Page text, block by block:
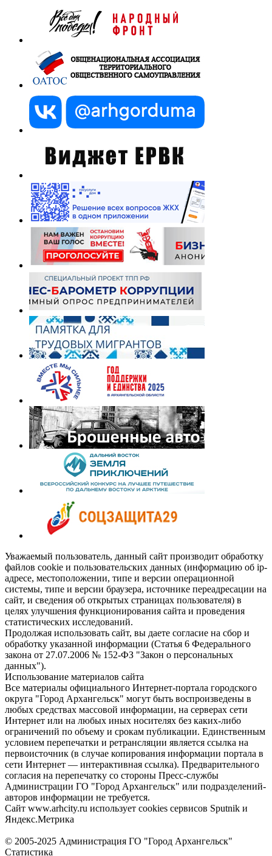
Уважаемый пользователь, данный сайт производит обработку
файлов cookie и пользовательских данных (информацию об ip-
адресе, местоположении, типе и версии операционной
системы, типе и версии браузера, источнике переадресации на
сайт, и сведения об открытых страницах пользователя) в
целях улучшения функционирования сайта и проведения
статистических исследований.
Продолжая использовать сайт, вы даете согласие на сбор и
обработку указанной информации (Статья 6 Федерального
закона от 27.07.2006 № 152-ФЗ "Закон о персональных
данных").
Использование материалов сайта
Все материалы официального Интернет-портала городского
округа "Город Архангельск" могут быть воспроизведены в
любых средствах массовой информации, на серверах сети
Интернет или на любых иных носителях без каких-либо
ограничений по объему и срокам публикации. Единственным
условием перепечатки и ретрансляции является ссылка на
первоисточник (в случае копирования информации портала в
сети Интернет — интерактивная ссылка). Предварительного
согласия на перепечатку со стороны Пресс-службы
Администрации ГО "Город Архангельск" или подразделений-
авторов информации не требуется.
Сайт www.arhcity.ru использует cookies сервисов Sputnik и
Яндекс.Метрика
© 2005-2025 Администрация ГО "Город Архангельск"
Статистика